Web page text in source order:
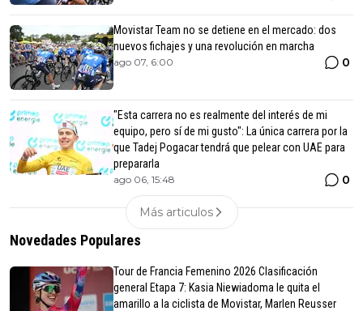
Movistar Team no se detiene en el mercado: dos
nuevos fichajes y una revolución en marcha
ago 07, 6:00 0
"Esta carrera no es realmente del interés de mi
equipo, pero sí de mi gusto": La única carrera por la
que Tadej Pogacar tendrá que pelear con UAE para
prepararla
ago 06, 15:48 0
Más articulos
Novedades Populares
Tour de Francia Femenino 2026 Clasificación
general Etapa 7: Kasia Niewiadoma le quita el
amarillo a la ciclista de Movistar, Marlen Reusser